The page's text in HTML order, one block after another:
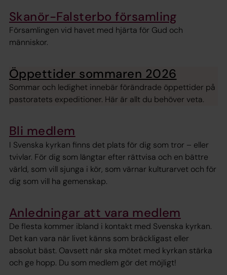
Skanör-Falsterbo församling
Församlingen vid havet med hjärta för Gud och
människor.
Öppettider sommaren 2026
Sommar och ledighet innebär förändrade öppettider på
pastoratets expeditioner. Här är allt du behöver veta.
Bli medlem
I Svenska kyrkan finns det plats för dig som tror – eller
tvivlar. För dig som längtar efter rättvisa och en bättre
värld, som vill sjunga i kör, som värnar kulturarvet och för
dig som vill ha gemenskap.
Anledningar att vara medlem
De flesta kommer ibland i kontakt med Svenska kyrkan.
Det kan vara när livet känns som bräckligast eller
absolut bäst. Oavsett när ska mötet med kyrkan stärka
och ge hopp. Du som medlem gör det möjligt!